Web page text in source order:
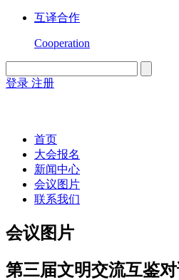
互译合作
Cooperation
登录 注册
首页
大会报名
新闻中心
会议图片
联系我们
会议图片
第三届文明交流互鉴